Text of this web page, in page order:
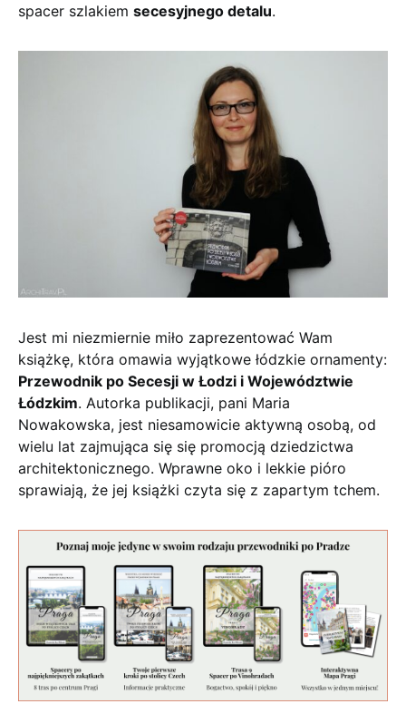
spacer szlakiem secesyjnego detalu.
Jest mi niezmiernie miło zaprezentować Wam
książkę, która omawia wyjątkowe łódzkie ornamenty:
Przewodnik po Secesji w Łodzi i Województwie
Łódzkim. Autorka publikacji, pani Maria
Nowakowska, jest niesamowicie aktywną osobą, od
wielu lat zajmująca się się promocją dziedzictwa
architektonicznego. Wprawne oko i lekkie pióro
sprawiają, że jej książki czyta się z zapartym tchem.